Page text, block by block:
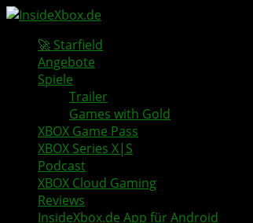
🚀 Starfield
Angebote
Spiele
Trailer
Games with Gold
XBOX Game Pass
XBOX Series X|S
Podcast
XBOX Cloud Gaming
Reviews
InsideXbox.de App für Android